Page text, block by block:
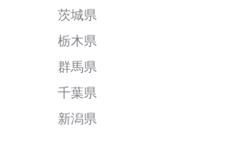
茨城県
栃木県
群馬県
千葉県
新潟県